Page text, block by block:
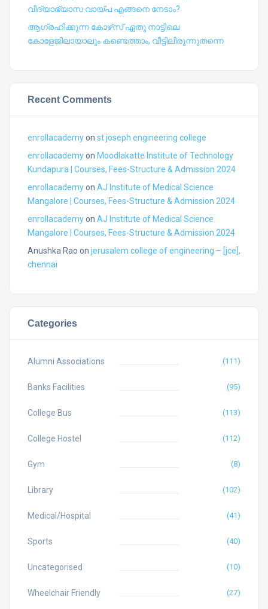
വിദ്യാഭ്യാസ വായ്പ എങ്ങനെ നേടാം?
ആഗ്രഹിക്കുന്ന കോഴ്‍സ് ഏതു നാട്ടിലെ
കോളേജിലായാലും കണ്ടെത്താം, വീട്ടിലിരുന്നുതന്നെ
Recent Comments
enrollacademyon st joseph engineering college
enrollacademyon Moodlakatte Institute of Technology
Kundapura | Courses, Fees-Structure & Admission 2024
enrollacademyon AJ Institute of Medical Science
Mangalore | Courses, Fees-Structure & Admission 2024
enrollacademyon AJ Institute of Medical Science
Mangalore | Courses, Fees-Structure & Admission 2024
Anushka Rao on jerusalem college of engineering – [jce],
chennai
Categories
Alumni Associations (111)
Banks Facilities (95)
College Bus (113)
College Hostel (112)
Gym (8)
Library (102)
Medical/Hospital (41)
Sports (40)
Uncategorised (10)
Wheelchair Friendly (27)